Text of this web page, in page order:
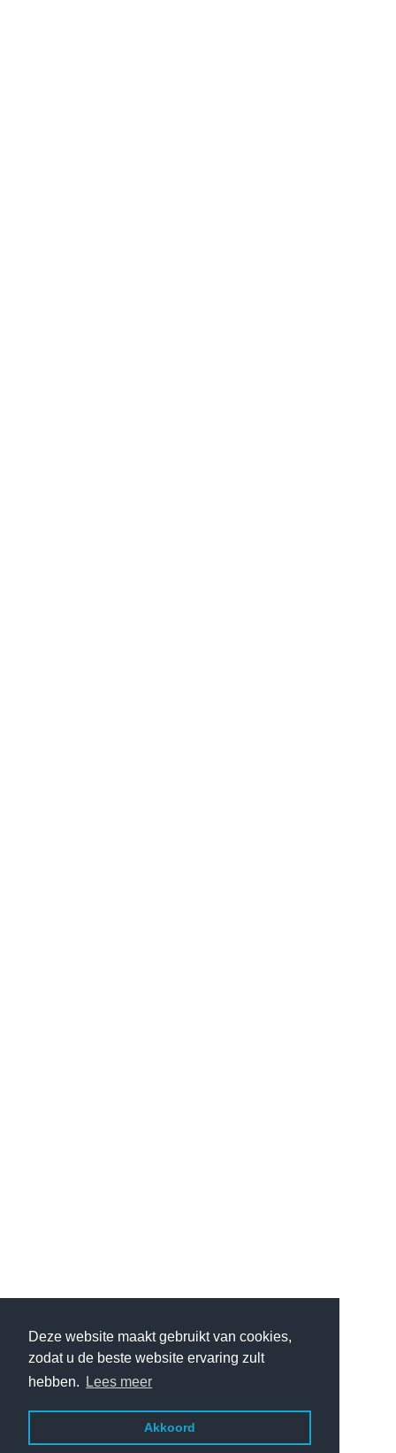
Deze website maakt gebruikt van cookies,
zodat u de beste website ervaring zult
hebben.
Lees meer
Akkoord